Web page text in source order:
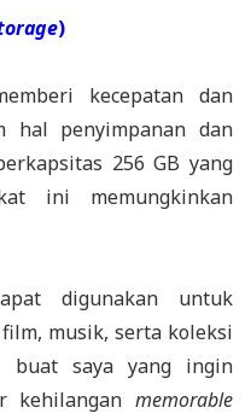
)
kecepatan dan
hal penyimpanan dan
256 GB yang
ini memungkinkan
digunakan untuk
musik, serta koleksi
buat saya yang ingin
kehilangan memorable